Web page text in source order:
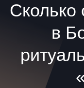
Сколько
в